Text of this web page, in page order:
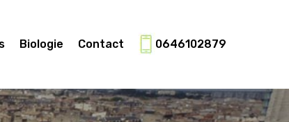
Biologie Contact 0646102879